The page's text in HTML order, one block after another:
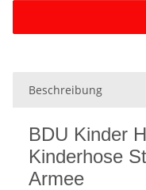
Beschreibung
BDU Kinder
Kinderhose
Armee